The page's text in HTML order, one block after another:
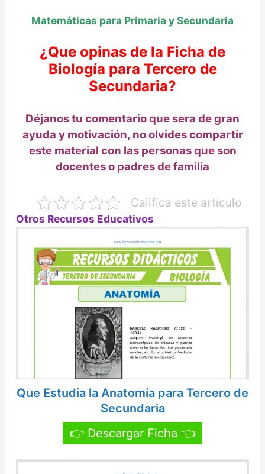
Matemáticas para Primaria y Secundaria
¿Que opinas de la Ficha de
Biología para Tercero de
Secundaria?
Déjanos tu comentario que sera de gran
ayuda y motivación, no olvides compartir
este material con las personas que son
docentes o padres de familia
Califica este artículo
Otros Recursos Educativos
Que Estudia la Anatomía para Tercero de
Secundaria
👉 Descargar Ficha 👈